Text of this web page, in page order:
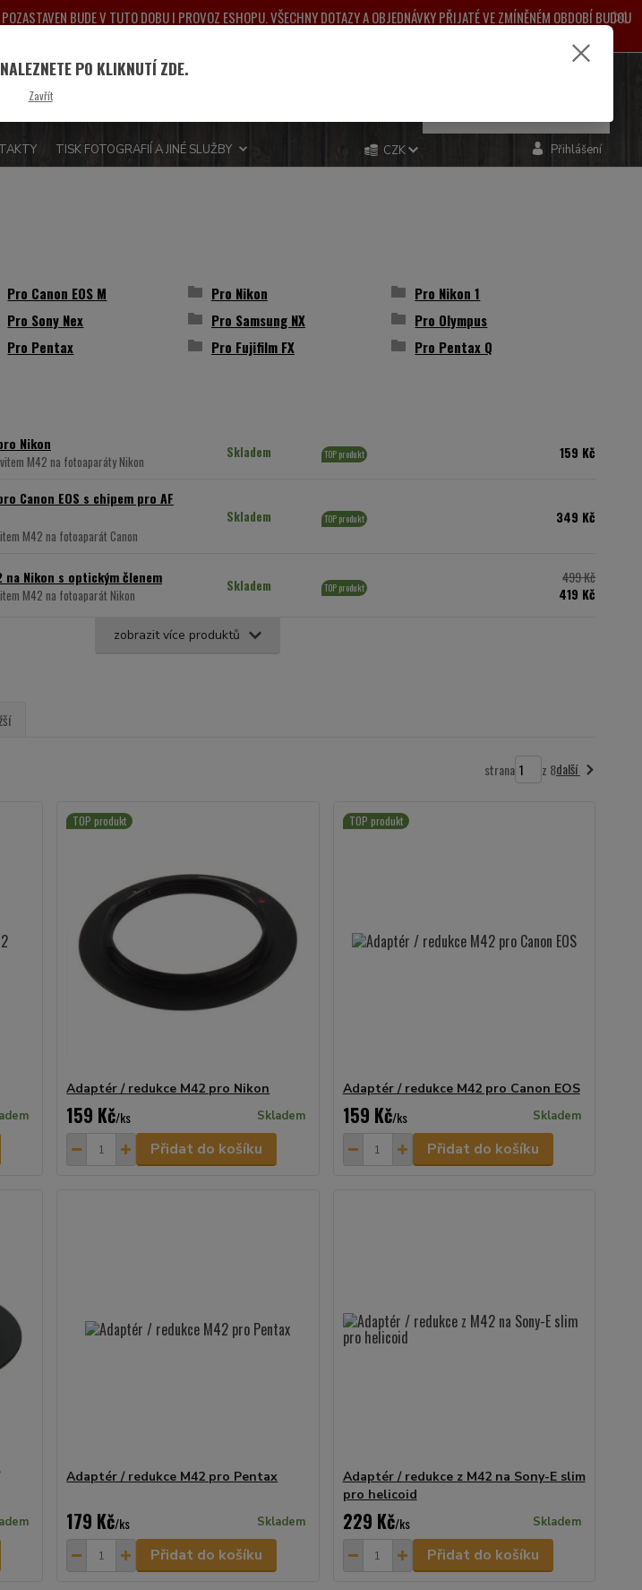
BUDE V TUTO DOBU I PROVOZ ESHOPU. VŠECHNY DOTAZY A OBJEDNÁVKY PŘIJATÉ VE ZMÍNĚNÉM OBDOBÍ BUDOU
TISK FOTOGRAFIÍ A JINÉ SLUŽBY CZK Přihlášení
Pro Canon EOS M Pro Nikon
Pro Nikon 1
Pro Sony Nex Pro Samsung NX
Pro Olympus
Pro Pentax Pro Fujifilm FX Pro Pentax Q
Nikon
M42 na fotoaparáty Nikon
Skladem TOP produkt 159 Kč
Canon EOS s chipem pro AF
M42 na fotoaparát Canon
Skladem TOP produkt 349 Kč
Nikon s optickým členem
M42 na fotoaparát Nikon
Skladem TOP produkt
499 Kč
419 Kč
zobrazit více produktů
strana z 8další
TOP produkt
Adaptér / redukce M42 pro Nikon
159 Kč/ks Skladem
Přidat do košíku
TOP produkt
Adaptér / redukce M42 pro Canon EOS
159 Kč/ks Skladem
Přidat do košíku
Adaptér / redukce M42 pro Pentax
179 Kč/ks Skladem
Přidat do košíku
Adaptér / redukce z M42 na Sony-E slim
pro helicoid
229 Kč/ks Skladem
Přidat do košíku
PO KLIKNUTÍ ZDE.
Zavřít